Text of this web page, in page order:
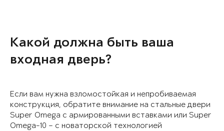
Какой должна быть ваша
входная дверь?
Если вам нужна взломостойкая и непробиваемая
конструкция, обратите внимание на стальные двери
Super Omega с армированными вставками или Super
Omega-10 – с новаторской технологией